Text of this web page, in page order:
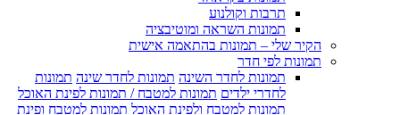
תרבות וקולנוע
תמונות השראה ומוטיבציה
הקיר שלי – תמונות בהתאמה אישית
תמונות לפי חדר
תמונות לחדר השינה תמונות לחדר שינה תמונות
לחדרי ילדים תמונות למטבח / תמונות לפינת האוכל
תמונות למטבח ולפינת האוכל תמונות למטבח ופינת